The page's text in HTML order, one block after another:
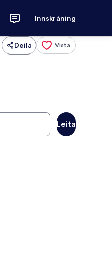
Innskráning
Deila Vista
Leita